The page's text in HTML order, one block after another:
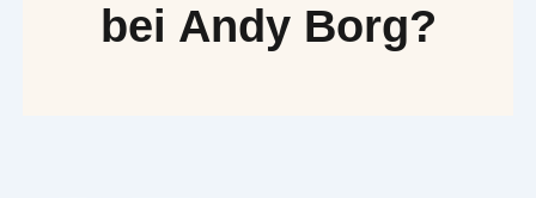
bei Andy Borg?